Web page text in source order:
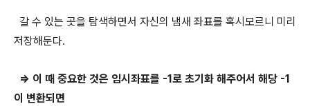
갈 수 있는 곳을 탐색하면서 자신의 냄새 좌표를 혹시모르니 미리
저장해둔다.
=> 이 때 중요한 것은 임시좌표를 -1로 초기화 해주어서 해당 -1
이 변환되면